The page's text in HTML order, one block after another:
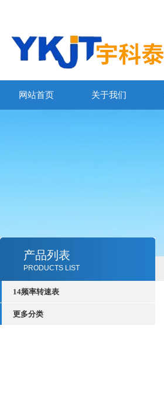
网站首页 关于我们
产品列表
PRODUCTS LIST
14频率转速表
更多分类